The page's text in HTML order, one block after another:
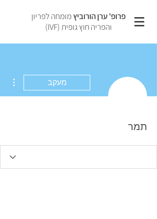
פרופ' ערן הורוביץ מומחה לפריון
והפריה חוץ גופית (IVF)
מעקב
תמר